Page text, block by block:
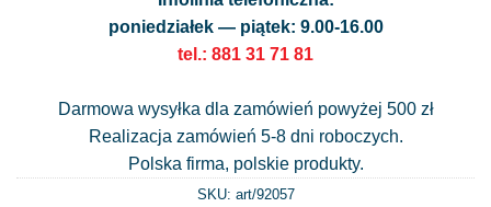
poniedziałek — piątek: 9.00-16.00
tel.: 881 31 71 81
Darmowa wysyłka dla zamówień powyżej 500 zł
Realizacja zamówień 5-8 dni roboczych.
Polska firma, polskie produkty.
SKU: art/92057